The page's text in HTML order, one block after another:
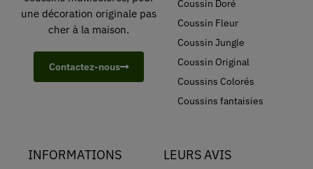
une décoration originale pas
cher à la maison.
Contactez-nous
Coussin Doré
Coussin Fleur
Coussin Jungle
Coussin Original
Coussins Colorés
Coussins fantaisies
INFORMATIONS LEURS AVIS